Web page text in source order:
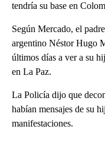
tendría su base en
Según Mercado, el
argentino Néstor Hugo
últimos días a ver a su
en La Paz.
La Policía dijo que
habían mensajes de su
manifestaciones.